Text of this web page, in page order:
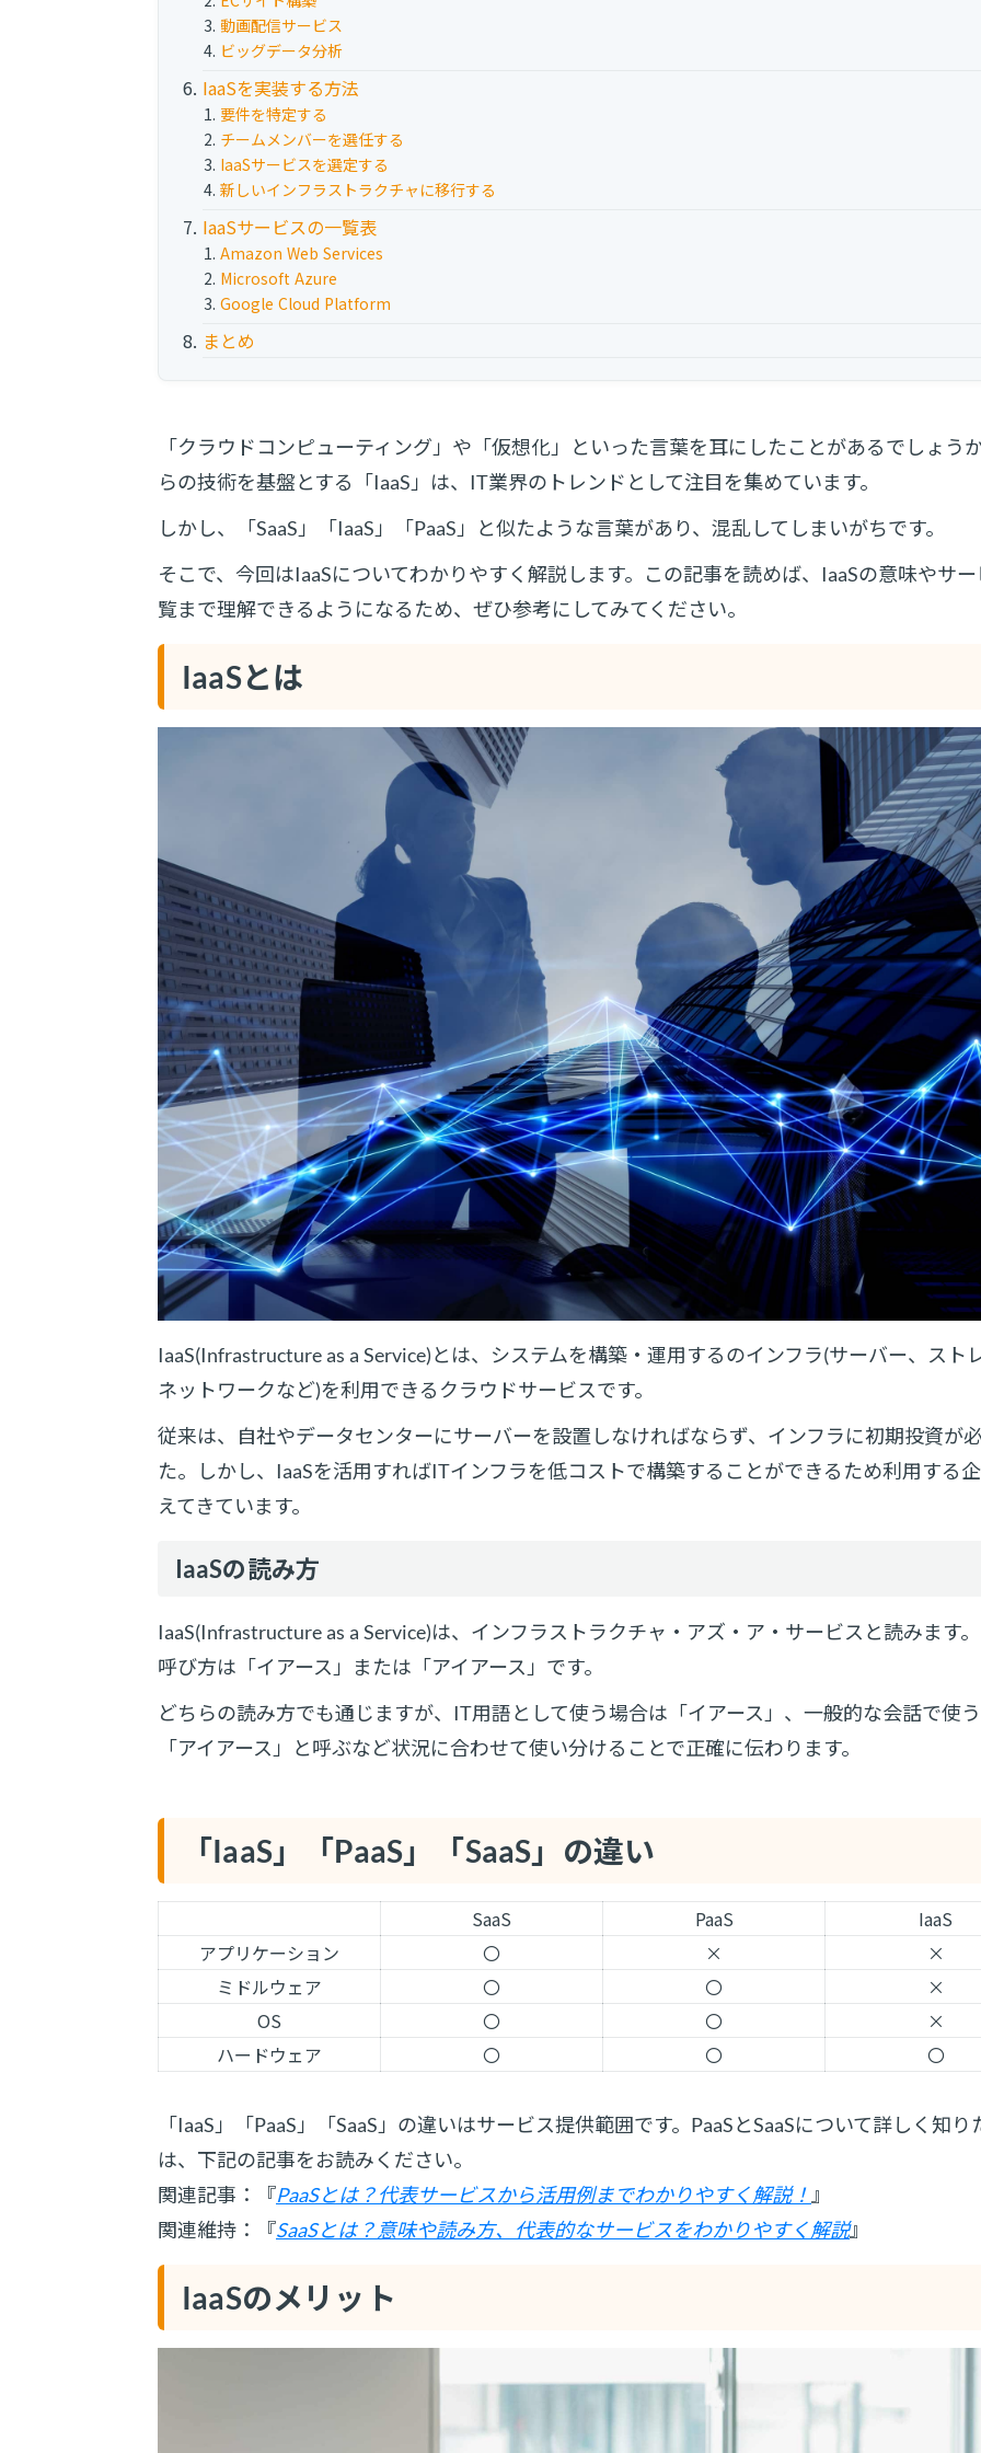
動画配信サービス
ビッグデータ分析
IaaSを実装する方法
要件を特定する
チームメンバーを選任する
IaaSサービスを選定する
新しいインフラストラクチャに移行する
IaaSサービスの一覧表
Amazon Web Services
Microsoft Azure
Google Cloud Platform
まとめ
「クラウドコンピューティング」や「仮想化」といった言葉を耳にしたことがあるでしょう
らの技術を基盤とする「IaaS」は、IT業界のトレンドとして注目を集めています。
しかし、「SaaS」「IaaS」「PaaS」と似たような言葉があり、混乱してしまいがちです。
そこで、今回はIaaSについてわかりやすく解説します。この記事を読めば、IaaSの意味やサ
覧まで理解できるようになるため、ぜひ参考にしてみてください。
IaaSとは
IaaS(Infrastructure as a Service)とは、システムを構築・運用するのインフラ(サーバー、スト
ネットワークなど)を利用できるクラウドサービスです。
従来は、自社やデータセンターにサーバーを設置しなければならず、インフラに初期投資が
た。しかし、IaaSを活用すればITインフラを低コストで構築することができるため利用する
えてきています。
IaaSの読み方
IaaS(Infrastructure as a Service)は、インフラストラクチャ・アズ・ア・サービスと読みます
呼び方は「イアース」または「アイアース」です。
どちらの読み方でも通じますが、IT用語として使う場合は「イアース」、一般的な会話で使
「アイアース」と呼ぶなど状況に合わせて使い分けることで正確に伝わります。
「IaaS」「PaaS」「SaaS」の違い
SaaS PaaS
IaaS
アプリケーション
〇 ×
×
ミドルウェア
〇 〇
×
OS
〇 〇
×
ハードウェア
〇 〇 〇
「IaaS」「PaaS」「SaaS」の違いはサービス提供範囲です。PaaSとSaaSについて詳しく知り
は、下記の記事をお読みください。
関連記事：『PaaSとは？代表サービスから活用例までわかりやすく解説！ 』
関連維持：『SaaSとは？意味や読み方、代表的なサービスをわかりやすく解説』
IaaSのメリット